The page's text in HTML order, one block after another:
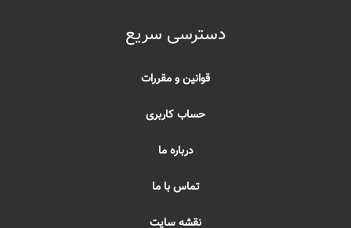
دسترسی سریع
قوانین و مقررات
حساب کاربری
درباره ما
تماس با ما
نقشه سایت